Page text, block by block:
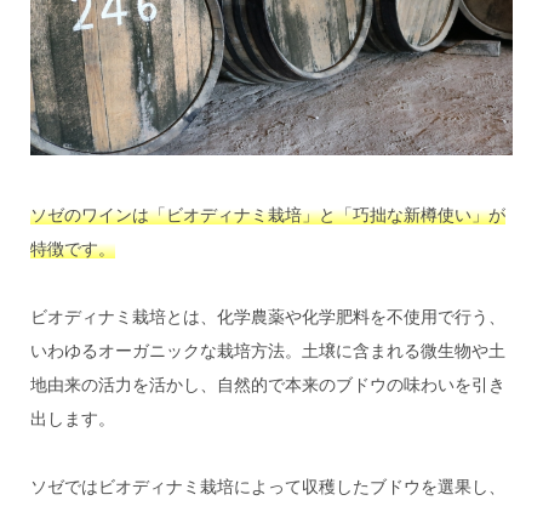
ソゼのワインは「ビオディナミ栽培」と「巧拙な新樽使い」が
特徴です。
ビオディナミ栽培とは、化学農薬や化学肥料を不使用で行う、
いわゆるオーガニックな栽培方法。土壌に含まれる微生物や土
地由来の活力を活かし、自然的で本来のブドウの味わいを引き
出します。
ソゼではビオディナミ栽培によって収穫したブドウを選果し、